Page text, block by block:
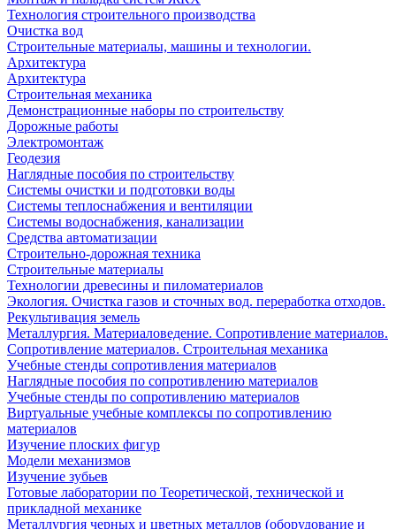
Технология строительного производства
Очистка вод
Строительные материалы, машины и технологии.
Архитектура
Архитектура
Cтроительная механика
Демонстрационные наборы по строительству
Дорожные работы
Электромонтаж
Геодезия
Наглядные пособия по строительству
Системы очистки и подготовки воды
Системы теплоснабжения и вентиляции
Системы водоснабжения, канализации
Средства автоматизации
Строительно-дорожная техника
Строительные материалы
Технологии древесины и пиломатериалов
Экология. Очистка газов и сточных вод. переработка отходов.
Рекультивация земель
Металлургия. Материаловедение. Сопротивление материалов.
Сопротивление материалов. Строительная механика
Учебные стенды сопротивления материалов
Наглядные пособия по сопротивлению материалов
Учебные стенды по сопротивлению материалов
Виртуальные учебные комплексы по сопротивлению
материалов
Изучение плоских фигур
Модели механизмов
Изучение зубьев
Готовые лаборатории по Теоретической, технической и
прикладной механике
Металлургия черных и цветных металлов (оборудование и